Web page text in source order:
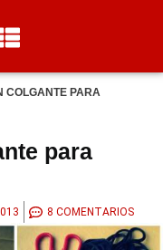
COLGANTE PARA
para
8 COMENTARIOS